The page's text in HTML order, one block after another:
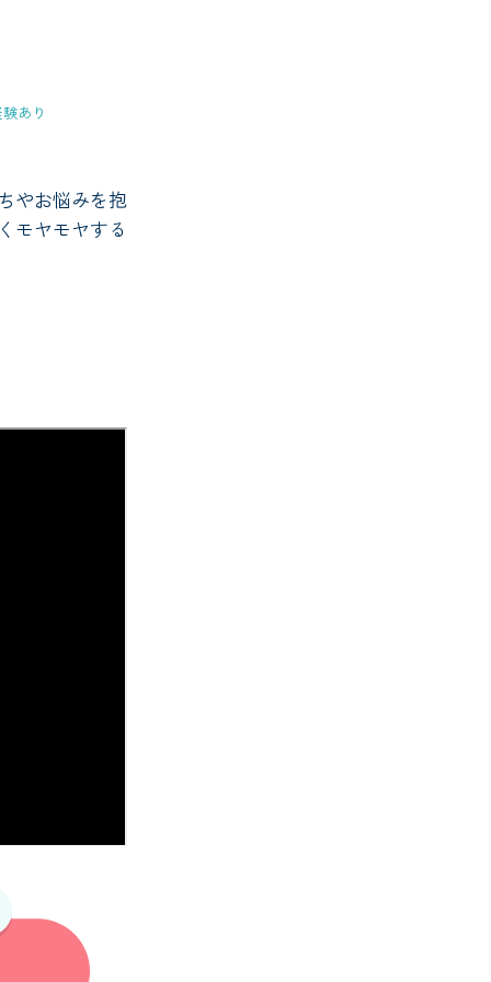
あり
やお悩みを抱
モヤモヤする